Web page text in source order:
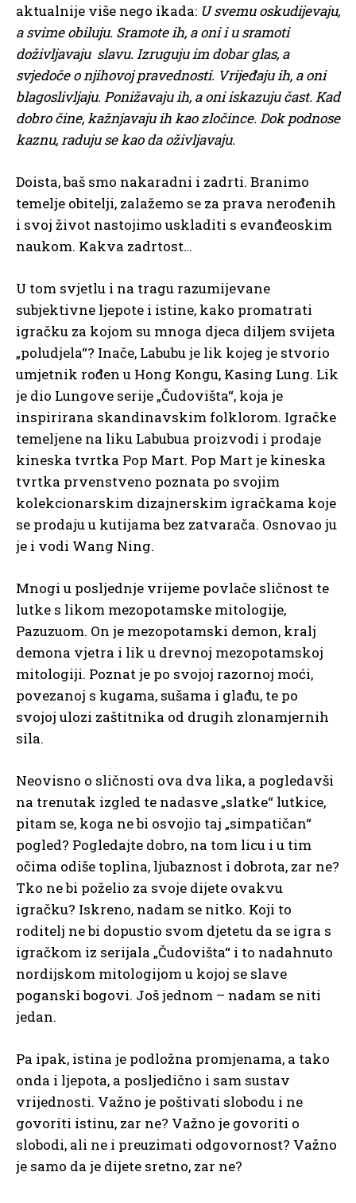
aktualnije više nego ikada: U svemu oskudijevaju,
a svime obiluju. Sramote ih, a oni i u sramoti
doživljavaju slavu. Izruguju im dobar glas, a
svjedoče o njihovoj pravednosti. Vrijeđaju ih, a oni
blagoslivljaju. Ponižavaju ih, a oni iskazuju čast. Kad
dobro čine, kažnjavaju ih kao zločince. Dok podnose
kaznu, raduju se kao da oživljavaju.
Doista, baš smo nakaradni i zadrti. Branimo
temelje obitelji, zalažemo se za prava nerođenih
i svoj život nastojimo uskladiti s evanđeoskim
naukom. Kakva zadrtost…
U tom svjetlu i na tragu razumijevane
subjektivne ljepote i istine, kako promatrati
igračku za kojom su mnoga djeca diljem svijeta
„poludjela“? Inače, Labubu je lik kojeg je stvorio
umjetnik rođen u Hong Kongu, Kasing Lung. Lik
je dio Lungove serije „Čudovišta“, koja je
inspirirana skandinavskim folklorom. Igračke
temeljene na liku Labubua proizvodi i prodaje
kineska tvrtka Pop Mart. Pop Mart je kineska
tvrtka prvenstveno poznata po svojim
kolekcionarskim dizajnerskim igračkama koje
se prodaju u kutijama bez zatvarača. Osnovao ju
je i vodi Wang Ning.
Mnogi u posljednje vrijeme povlače sličnost te
lutke s likom mezopotamske mitologije,
Pazuzuom. On je mezopotamski demon, kralj
demona vjetra i lik u drevnoj mezopotamskoj
mitologiji. Poznat je po svojoj razornoj moći,
povezanoj s kugama, sušama i glađu, te po
svojoj ulozi zaštitnika od drugih zlonamjernih
sila.
Neovisno o sličnosti ova dva lika, a pogledavši
na trenutak izgled te nadasve „slatke“ lutkice,
pitam se, koga ne bi osvojio taj „simpatičan“
pogled? Pogledajte dobro, na tom licu i u tim
očima odiše toplina, ljubaznost i dobrota, zar ne?
Tko ne bi poželio za svoje dijete ovakvu
igračku? Iskreno, nadam se nitko. Koji to
roditelj ne bi dopustio svom djetetu da se igra s
igračkom iz serijala „Čudovišta“ i to nadahnuto
nordijskom mitologijom u kojoj se slave
poganski bogovi. Još jednom – nadam se niti
jedan.
Pa ipak, istina je podložna promjenama, a tako
onda i ljepota, a posljedično i sam sustav
vrijednosti. Važno je poštivati slobodu i ne
govoriti istinu, zar ne? Važno je govoriti o
slobodi, ali ne i preuzimati odgovornost? Važno
je samo da je dijete sretno, zar ne?